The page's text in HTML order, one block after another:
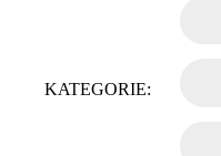
KATEGORIE: